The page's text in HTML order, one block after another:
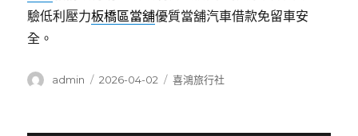
驗低利壓力板橋區當舖優質當舖汽車借款免留車安
全。
作
admin
發
2026-04-02
分
喜鴻旅行社